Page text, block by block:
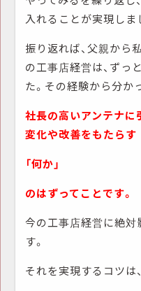
入れることが実現しま
振り返れば、父親から
の工事店経営は、ずっ
た。その経験から分か
社長の高いアンテナに
変化や改善をもたらす
「何か」
のはずってことです。
今の工事店経営に絶
す。
それを実現するコツは、